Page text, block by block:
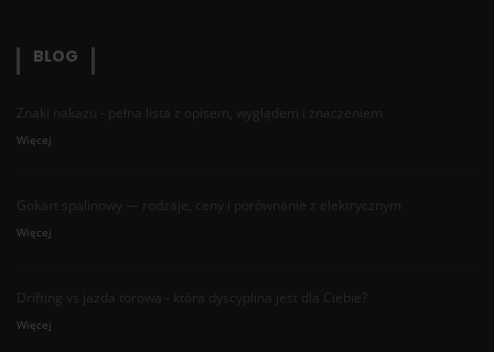
BLOG
Znaki nakazu - pełna lista z opisem, wyglądem i znaczeniem
Więcej
Gokart spalinowy — rodzaje, ceny i porównanie z elektrycznym
Więcej
Drifting vs jazda torowa - która dyscyplina jest dla Ciebie?
Więcej